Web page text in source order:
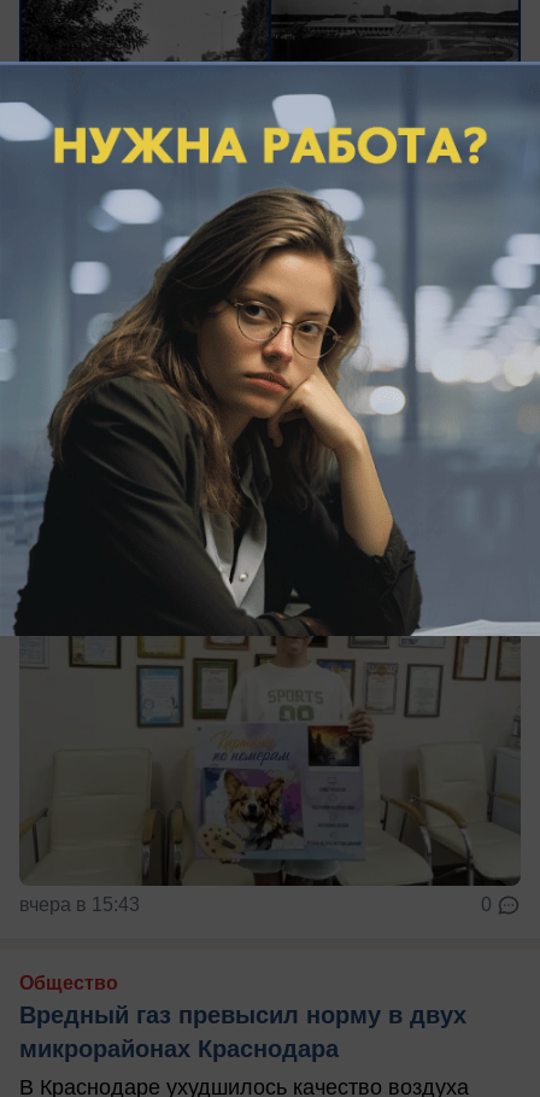
вчера в 17:02
Юная жительница хутора Ленина
получила творческий подарок на
десятилетие от депутата Гордумы
Краснодара
Депутат городской Думы Краснодара
оригинально поздравил юную жительницу
хутора Ленина
вчера в 15:43 0
Общество
Вредный газ превысил норму в двух
микрорайонах Краснодара
В Краснодаре ухудшилось качество воздуха